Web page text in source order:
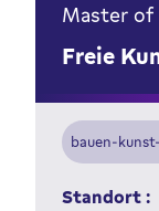
Master of
Freie
bauen-
Standort :